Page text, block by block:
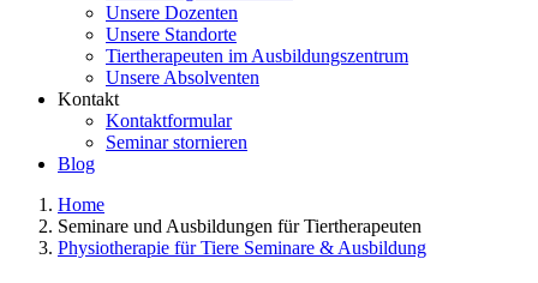
Unsere Dozenten
Unsere Standorte
Tiertherapeuten im Ausbildungszentrum
Unsere Absolventen
Kontakt
Kontaktformular
Seminar stornieren
Blog
Home
Seminare und Ausbildungen für Tiertherapeuten
Physiotherapie für Tiere Seminare & Ausbildung